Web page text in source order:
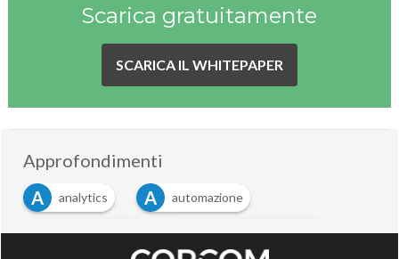
Scarica gratuitamente
SCARICA IL WHITEPAPER
Approfondimenti
A
analytics A automazione
D digitalizzazione E economia on-demand